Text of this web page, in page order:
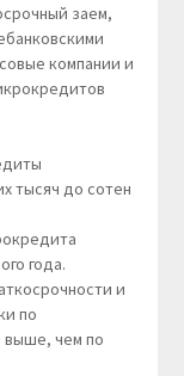
заем,
компании и
тысяч до сотен
года.
и
по
выше, чем по